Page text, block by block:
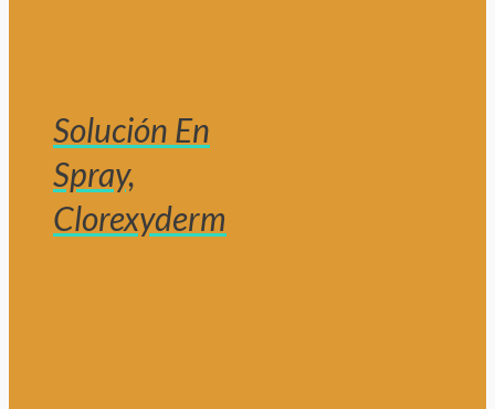
Solución En
Spray,
Clorexyderm